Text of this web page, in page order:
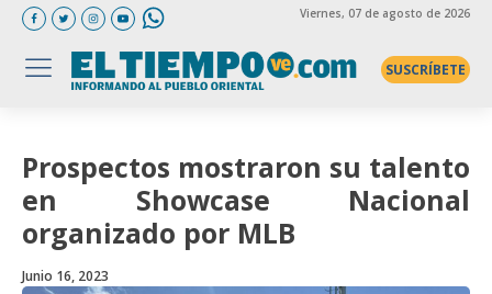
Viernes, 07 de agosto de 2026
SUSCRÍBETE
Prospectos mostraron su talento
en Showcase Nacional
organizado por MLB
Junio 16, 2023